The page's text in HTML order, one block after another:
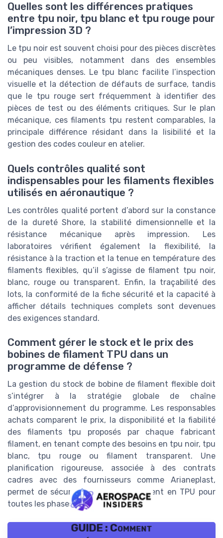
Quelles sont les différences pratiques
entre tpu noir, tpu blanc et tpu rouge pour
l’impression 3D ?
Le tpu noir est souvent choisi pour des pièces discrètes
ou peu visibles, notamment dans des ensembles
mécaniques denses. Le tpu blanc facilite l’inspection
visuelle et la détection de défauts de surface, tandis
que le tpu rouge sert fréquemment à identifier des
pièces de test ou des éléments critiques. Sur le plan
mécanique, ces filaments tpu restent comparables, la
principale différence résidant dans la lisibilité et la
gestion des codes couleur en atelier.
Quels contrôles qualité sont
indispensables pour les filaments flexibles
utilisés en aéronautique ?
Les contrôles qualité portent d’abord sur la constance
de la dureté Shore, la stabilité dimensionnelle et la
résistance mécanique après impression. Les
laboratoires vérifient également la flexibilité, la
résistance à la traction et la tenue en température des
filaments flexibles, qu’il s’agisse de filament tpu noir,
blanc, rouge ou transparent. Enfin, la traçabilité des
lots, la conformité de la fiche sécurité et la capacité à
afficher détails techniques complets sont devenues
des exigences standard.
Comment gérer le stock et le prix des
bobines de filament TPU dans un
programme de défense ?
La gestion du stock de bobine de filament flexible doit
s’intégrer à la stratégie globale de chaîne
d’approvisionnement du programme. Les responsables
achats comparent le prix, la disponibilité et la fiabilité
des filaments tpu proposés par chaque fabricant
filament, en tenant compte des besoins en tpu noir, tpu
blanc, tpu rouge ou filament transparent. Une
planification rigoureuse, associée à des contrats
cadres avec des fournisseurs comme Arianeplast,
permet de sécuriser l’approvisionnement en TPU pour
toutes les phases du cycle de vie.
GUIDE : Comment